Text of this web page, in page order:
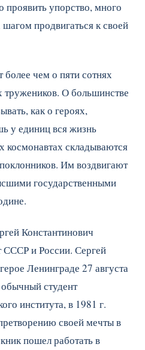
проявить упорство, много
продвигаться к своей
более чем о пяти сотнях
тружеников. О большинстве
как о героях,
у единиц вся жизнь
космонавтах складываются
Им воздвигают
государственными
Константинович
СССР и России. Сергей
Ленинграде 27 августа
студент
института, в 1981 г.
своей мечты в
пошел работать в